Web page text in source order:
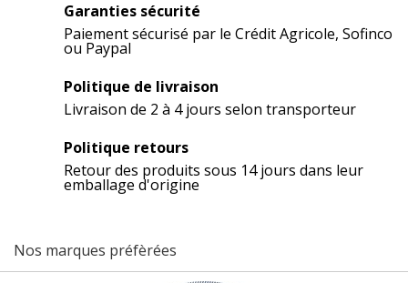
Garanties sécurité
Paiement sécurisé par le Crédit Agricole, Sofinco
ou Paypal
Politique de livraison
Livraison de 2 à 4 jours selon transporteur
Politique retours
Retour des produits sous 14 jours dans leur
emballage d'origine
Nos marques préfèrées